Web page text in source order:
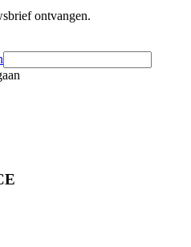
ontvangen.